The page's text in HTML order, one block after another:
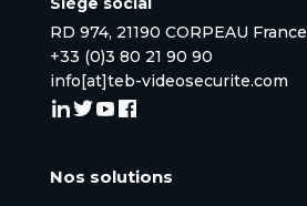
RD 974, 21190 CORPEAU France
+33 (0)3 80 21 90 90
info[at]teb-videosecurite.com
Nos solutions